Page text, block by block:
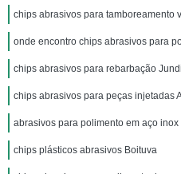
chips abrasivos para tamboreamento
onde encontro chips abrasivos para
chips abrasivos para rebarbação
chips abrasivos para peças injetadas
abrasivos para polimento em aço inox
chips plásticos abrasivos Boituva